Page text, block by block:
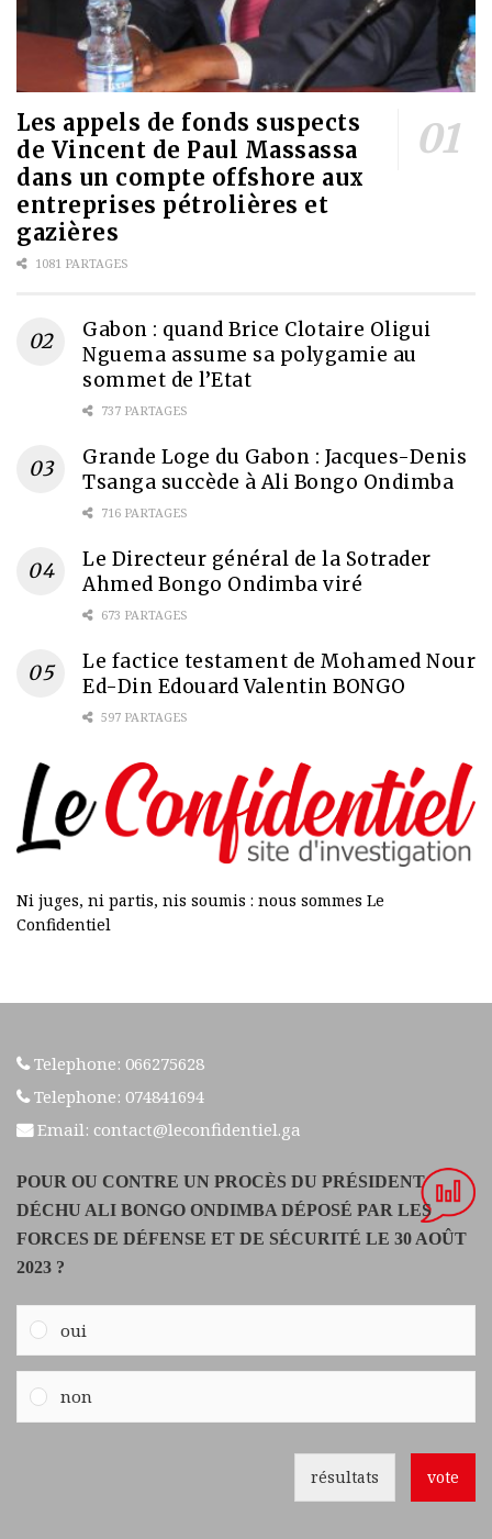
Les appels de fonds suspects
de Vincent de Paul Massassa
dans un compte offshore aux
entreprises pétrolières et
gazières
1081 PARTAGES
Gabon : quand Brice Clotaire Oligui
Nguema assume sa polygamie au
sommet de l’Etat
737 PARTAGES
Grande Loge du Gabon : Jacques-Denis
Tsanga succède à Ali Bongo Ondimba
716 PARTAGES
Le Directeur général de la Sotrader
Ahmed Bongo Ondimba viré
673 PARTAGES
Le factice testament de Mohamed Nour
Ed-Din Edouard Valentin BONGO
597 PARTAGES
Ni juges, ni partis, nis soumis : nous sommes Le
Confidentiel
Telephone: 066275628
Telephone: 074841694
Email: contact@leconfidentiel.ga
POUR OU CONTRE UN PROCÈS DU PRÉSIDENT
DÉCHU ALI BONGO ONDIMBA DÉPOSÉ PAR LES
FORCES DE DÉFENSE ET DE SÉCURITÉ LE 30 AOÛT
2023 ?
oui
non
résultats vote